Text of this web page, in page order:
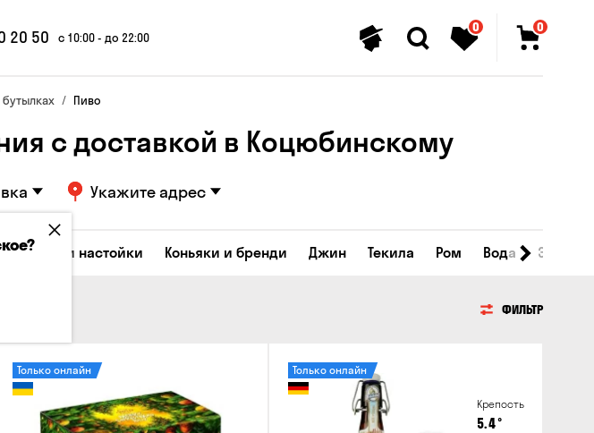
20 50 с 10:00 - до 22:00
0 0
Пиво
с доставкой в Коцюбинскому
Укажите адрес
Ликеры и настойки Коньяки и бренди Джин Текила Ром Вода
ФИЛЬТР
Только онлайн
Крепость
5.4°
Только онлайн